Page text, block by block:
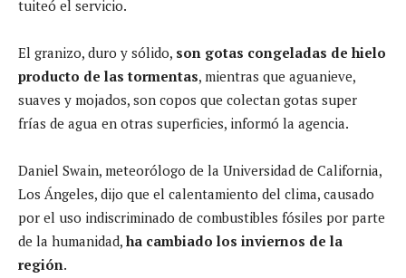
tuiteó el servicio.
El granizo, duro y sólido, son gotas congeladas de hielo
producto de las tormentas, mientras que aguanieve,
suaves y mojados, son copos que colectan gotas super
frías de agua en otras superficies, informó la agencia.
Daniel Swain, meteorólogo de la Universidad de California,
Los Ángeles, dijo que el calentamiento del clima, causado
por el uso indiscriminado de combustibles fósiles por parte
de la humanidad, ha cambiado los inviernos de la
región.